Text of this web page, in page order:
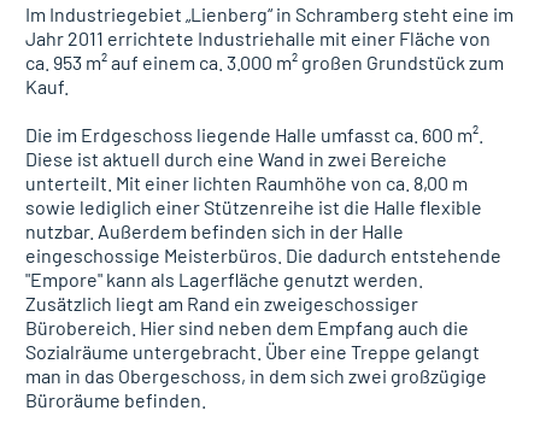
Im Industriegebiet „Lienberg“ in Schramberg steht eine im
Jahr 2011 errichtete Industriehalle mit einer Fläche von
ca. 953 m² auf einem ca. 3.000 m² großen Grundstück zum
Kauf.
Die im Erdgeschoss liegende Halle umfasst ca. 600 m².
Diese ist aktuell durch eine Wand in zwei Bereiche
unterteilt. Mit einer lichten Raumhöhe von ca. 8,00 m
sowie lediglich einer Stützenreihe ist die Halle flexible
nutzbar. Außerdem befinden sich in der Halle
eingeschossige Meisterbüros. Die dadurch entstehende
"Empore" kann als Lagerfläche genutzt werden.
Zusätzlich liegt am Rand ein zweigeschossiger
Bürobereich. Hier sind neben dem Empfang auch die
Sozialräume untergebracht. Über eine Treppe gelangt
man in das Obergeschoss, in dem sich zwei großzügige
Büroräume befinden.